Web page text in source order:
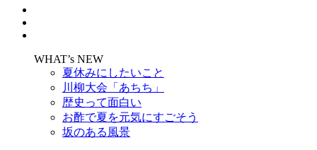
WHAT’s NEW
夏休みにしたいこと
川柳大会「あちち」
歴史って面白い
お酢で夏を元気にすごそう
坂のある風景